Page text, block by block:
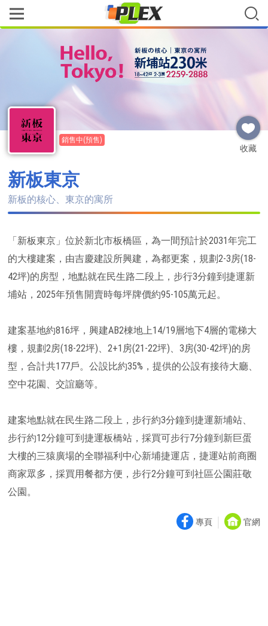
收藏
銷售中(預售)
新板東京
新板的核心、東京的寓所
「新板東京」位於新北市板橋區，為一間預計於2031年完工
的大樓建案，由吉慶建設所興建，為都更案，規劃2-3房(18-
42坪)的房型，地點就在民生路二段上，步行3分鐘到捷運新
埔站，2025年預售開賣時每坪牌價約95-105萬元起。
建案基地約816坪，興建AB2棟地上14/19層地下4層的電梯大
樓，規劃2房(18-22坪)、2+1房(21-22坪)、3房(30-42坪)的房
型，合計共177戶。公設比約35%，提供的公設有接待大廳、
空中花園、交誼廳等。
建案地點就在民生路二段上，步行約3分鐘到捷運新埔站、
步行約12分鐘可到捷運板橋站，採買可步行7分鐘到新巨蛋
大樓的三猿廣場的全聯福利中心新埔捷運店，捷運站前商圈
商家眾多，採買用餐都方便，步行2分鐘可到社區公園莊敬
公園。
專頁｜ 官網